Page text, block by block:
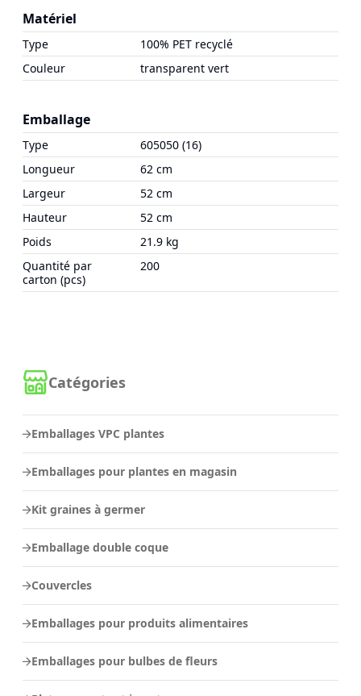
Catégories
Emballages VPC plantes
Emballages pour plantes en magasin
Kit graines à germer
Emballage double coque
Couvercles
Emballages pour produits alimentaires
Emballages pour bulbes de fleurs
Matériel
Type
100% PET recyclé
Couleur
transparent vert
Emballage
Type
605050 (16)
Longueur
62 cm
Largeur
52 cm
Hauteur
52 cm
Poids
21.9 kg
Quantité par
carton (pcs)
200